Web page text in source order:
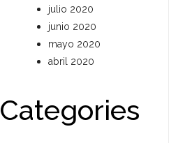
julio 2020
junio 2020
mayo 2020
abril 2020
Categories